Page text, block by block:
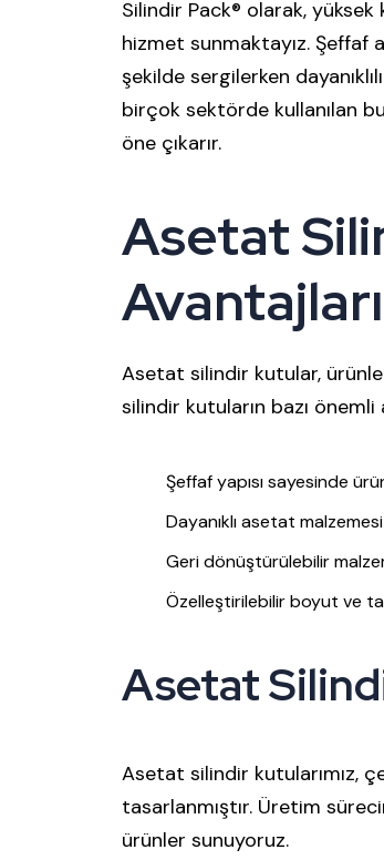
Silindir Pack® olarak,
hizmet sunmaktayız. Şeffaf
şekilde sergilerken
birçok sektörde kullanılan
öne çıkarır.
Asetat
Avantajları
Asetat silindir kutular,
silindir kutuların bazı önemli
Şeffaf yapısı sayesinde
Dayanıklı asetat
Geri dönüştürülebilir
Özelleştirilebilir boyut ve
Asetat
Asetat silindir kutularımız,
tasarlanmıştır. Üretim
ürünler sunuyoruz.